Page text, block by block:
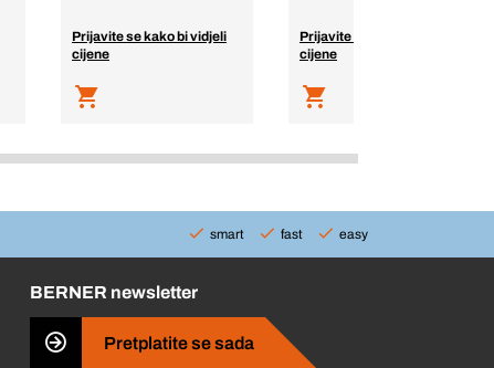
Prijavite se kako bi vidjeli
cijene
Prijavite se kako bi vidjeli
cijene
smart fast easy
BERNER newsletter
Pretplatite se sada